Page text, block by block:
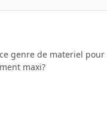
genre de materiel
maxi?